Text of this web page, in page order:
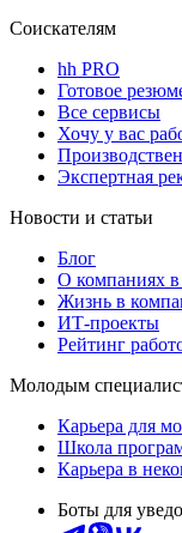
Соискателям
hh PRO
Готовое
Все сервисы
Хочу у вас
Экспертная
Новости и статьи
Блог
О компаниях
Жизнь в
ИТ-проекты
Рейтинг
Молодым
Карьера для
Школа
Карьера в
Боты для